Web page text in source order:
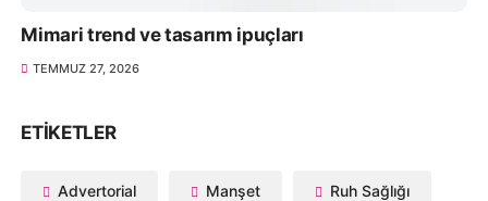
Mimari trend ve tasarım ipuçları
TEMMUZ 27, 2026
ETIKETLER
Advertorial Manşet Ruh Sağlığı